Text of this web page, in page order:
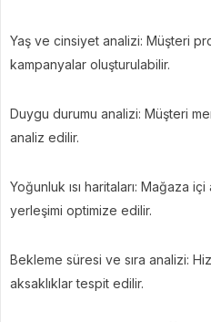
Yaş ve cinsiyet analizi: Müşteri
kampanyalar oluşturulabilir.
Duygu durumu analizi: Müşteri
analiz edilir.
Yoğunluk ısı haritaları: Mağaza
yerleşimi optimize edilir.
Bekleme süresi ve sıra analizi:
aksaklıklar tespit edilir.